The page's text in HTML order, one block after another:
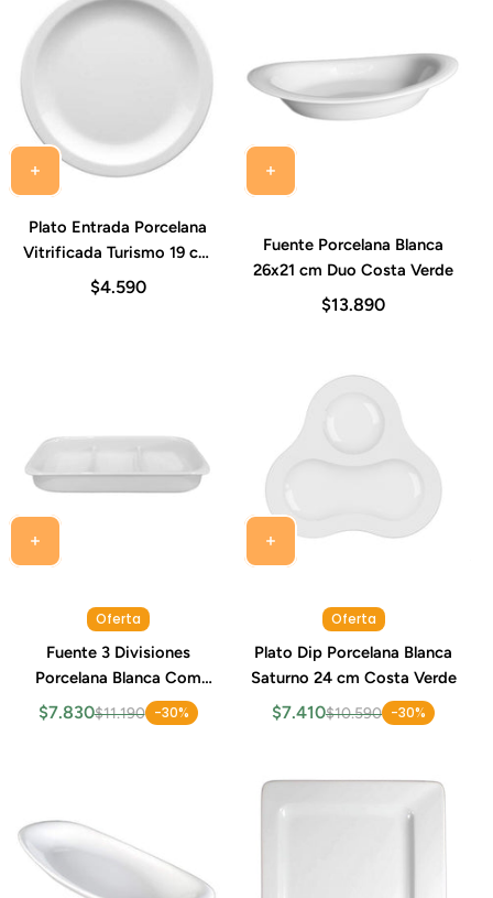
Plato Entrada Porcelana
Vitrificada Turismo 19 cm
Costa Verde
$4.590
Fuente Porcelana Blanca
26x21 cm Duo Costa Verde
$13.890
Oferta
Fuente 3 Divisiones
Porcelana Blanca Com
32x17 cm Costa Verde
$7.830$11.190 -30%
Oferta
Plato Dip Porcelana Blanca
Saturno 24 cm Costa Verde
$7.410$10.590 -30%